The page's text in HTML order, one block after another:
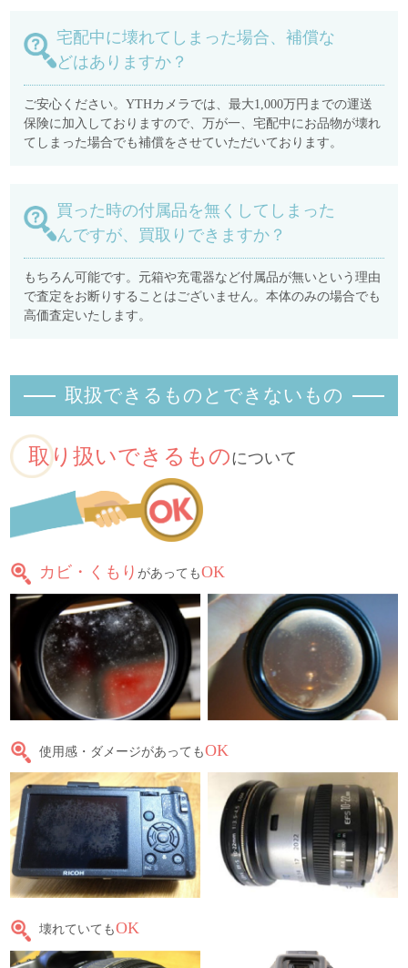
宅配中に壊れてしまった場合、補償な
どはありますか？
ご安心ください。YTHカメラでは、最大1,000万円までの運送
保険に加入しておりますので、万が一、宅配中にお品物が壊れ
てしまった場合でも補償をさせていただいております。
買った時の付属品を無くしてしまった
んですが、買取りできますか？
もちろん可能です。元箱や充電器など付属品が無いという理由
で査定をお断りすることはございません。本体のみの場合でも
高価査定いたします。
取扱できるものとできないもの
取り扱いできるものについて
カビ・くもり があってもOK
使用感・ダメージがあってもOK
壊れていてもOK